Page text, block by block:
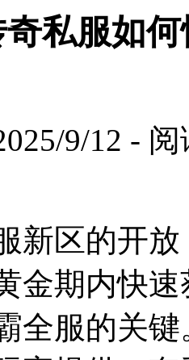
私服如
9/12 -
新区的开
金期内快
全服的关